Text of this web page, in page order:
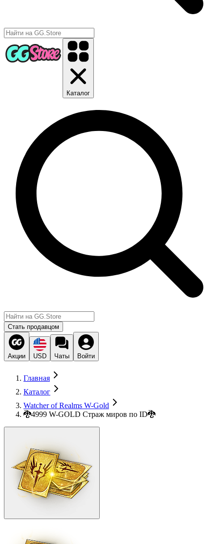
Каталог
Стать продавцом
Акции USD Чаты Войти
Главная
Каталог
Watcher of Realms W-Gold
🐉4999 W-GOLD Страж миров по ID🐉